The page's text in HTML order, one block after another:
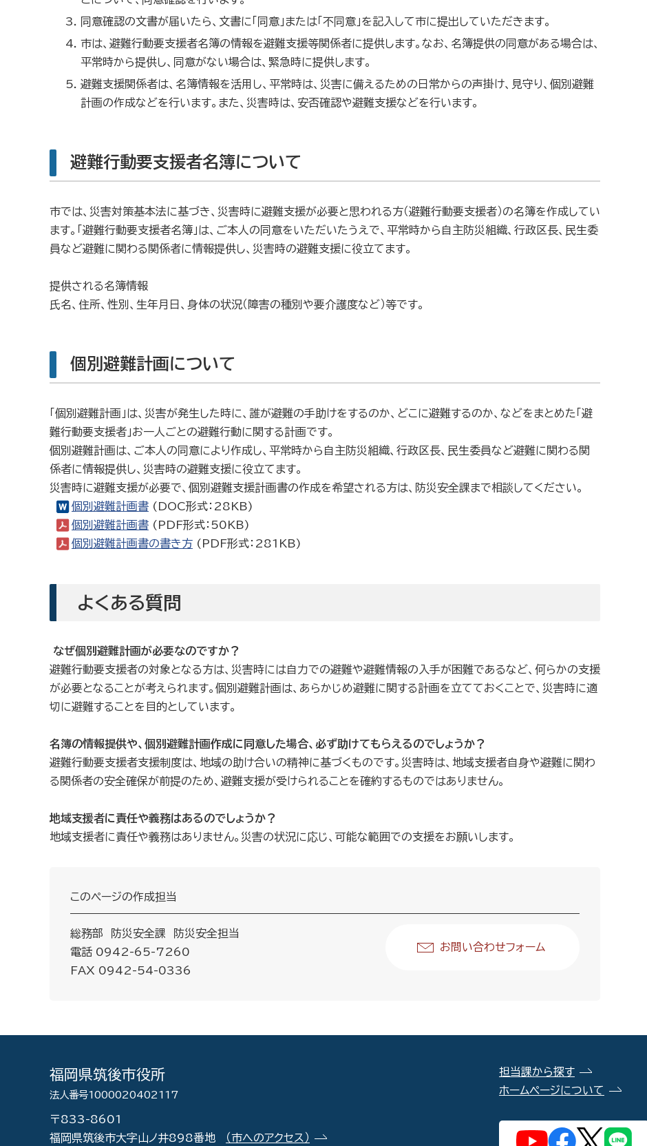
同意確認の文書が届いたら、文書に「同意」または「不同意」を記入して市に提出していただきます。
市は、避難行動要支援者名簿の情報を避難支援等関係者に提供します。なお、名簿提供の同意がある場合は、
平常時から提供し、同意がない場合は、緊急時に提供します。
避難支援関係者は、名簿情報を活用し、平常時は、災害に備えるための日常からの声掛け、見守り、個別避難
計画の作成などを行います。また、災害時は、安否確認や避難支援などを行います。
避難行動要支援者名簿について
市では、災害対策基本法に基づき、災害時に避難支援が必要と思われる方（避難行動要支援者）の名簿を作成してい
ます。「避難行動要支援者名簿」は、ご本人の同意をいただいたうえで、平常時から自主防災組織、行政区長、民生委
員など避難に関わる関係者に情報提供し、災害時の避難支援に役立てます。
提供される名簿情報
氏名、住所、性別、生年月日、身体の状況（障害の種別や要介護度など）等です。
個別避難計画について
「個別避難計画」は、災害が発生した時に、誰が避難の手助けをするのか、どこに避難するのか、などをまとめた「避
難行動要支援者」お一人ごとの避難行動に関する計画です。
個別避難計画は、ご本人の同意により作成し、平常時から自主防災組織、行政区長、民生委員など避難に関わる関
係者に情報提供し、災害時の避難支援に役立てます。
災害時に避難支援が必要で、個別避難支援計画書の作成を希望される方は、防災安全課まで相談してください。
個別避難計画書 (DOC形式：28KB)
個別避難計画書 (PDF形式：50KB)
個別避難計画書の書き方 (PDF形式：281KB)
よくある質問
なぜ個別避難計画が必要なのですか？
避難行動要支援者の対象となる方は、災害時には自力での避難や避難情報の入手が困難であるなど、何らかの支援
が必要となることが考えられます。個別避難計画は、あらかじめ避難に関する計画を立てておくことで、災害時に適
切に避難することを目的としています。
名簿の情報提供や、個別避難計画作成に同意した場合、必ず助けてもらえるのでしょうか？
避難行動要支援者支援制度は、地域の助け合いの精神に基づくものです。災害時は、地域支援者自身や避難に関わ
る関係者の安全確保が前提のため、避難支援が受けられることを確約するものではありません。
地域支援者に責任や義務はあるのでしょうか？
地域支援者に責任や義務はありません。災害の状況に応じ、可能な範囲での支援をお願いします。
このページの作成担当
総務部 防災安全課 防災安全担当
電話 0942-65-7260
FAX 0942-54-0336
お問い合わせフォーム
福岡県筑後市役所
法人番号1000020402117
〒833-8601
福岡県筑後市大字山ノ井898番地
（市へのアクセス）
担当課から探す
ホームページについて